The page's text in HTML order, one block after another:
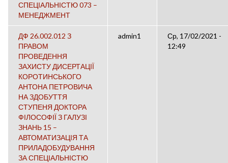
СПЕЦІАЛЬНІСТЮ 073 –
МЕНЕДЖМЕНТ
ДФ 26.002.012 З
ПРАВОМ
ПРОВЕДЕННЯ
ЗАХИСТУ ДИСЕРТАЦІЇ
КОРОТИНСЬКОГО
АНТОНА ПЕТРОВИЧА
НА ЗДОБУТТЯ
СТУПЕНЯ ДОКТОРА
ФІЛОСОФІЇ З ГАЛУЗІ
ЗНАНЬ 15 –
АВТОМАТИЗАЦІЯ ТА
ПРИЛАДОБУДУВАННЯ
ЗА СПЕЦІАЛЬНІСТЮ
admin1
Ср, 17/02/2021 -
12:49